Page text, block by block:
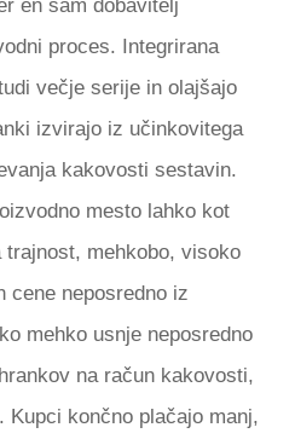
en sam dobavitelj
proces. Integrirana
večje serije in olajšajo
izvirajo iz učinkovitega
kakovosti sestavin.
mesto lahko kot
mehkobo, visoko
cene neposredno iz
mehko usnje neposredno
na račun kakovosti,
končno plačajo manj,